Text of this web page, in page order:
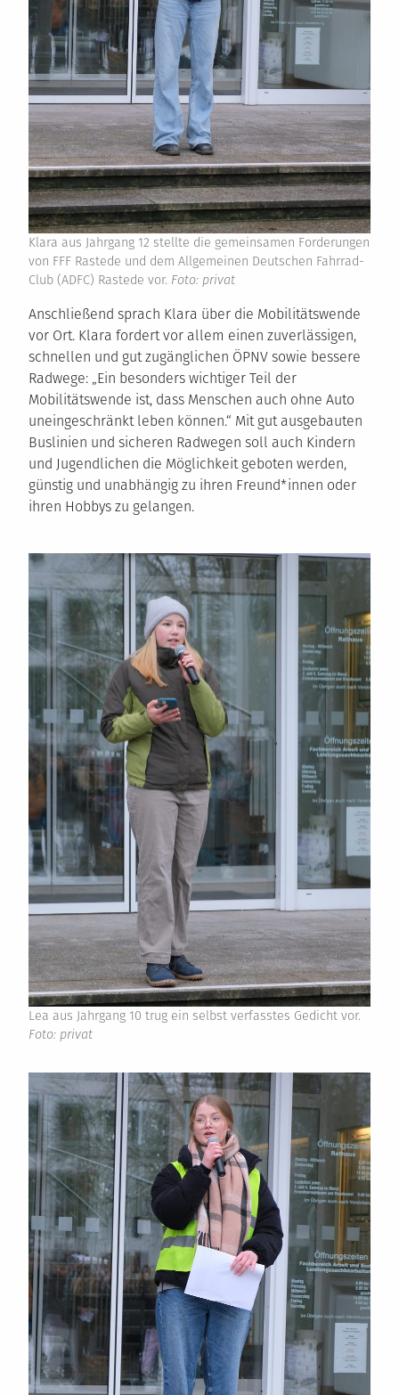
Klara aus Jahrgang 12 stellte die gemeinsamen Forderungen
von FFF Rastede und dem Allgemeinen Deutschen Fahrrad-
Club (ADFC) Rastede vor. Foto: privat
Anschließend sprach Klara über die Mobilitätswende
vor Ort. Klara fordert vor allem einen zuverlässigen,
schnellen und gut zugänglichen ÖPNV sowie bessere
Radwege: „Ein besonders wichtiger Teil der
Mobilitätswende ist, dass Menschen auch ohne Auto
uneingeschränkt leben können.“ Mit gut ausgebauten
Buslinien und sicheren Radwegen soll auch Kindern
und Jugendlichen die Möglichkeit geboten werden,
günstig und unabhängig zu ihren Freund*innen oder
ihren Hobbys zu gelangen.
Lea aus Jahrgang 10 trug ein selbst verfasstes Gedicht vor.
Foto: privat